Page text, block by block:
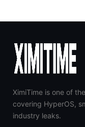
XimiTime is one of
covering HyperOS,
industry leaks.